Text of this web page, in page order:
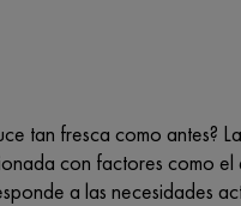
tan fresca como antes?
con factores como
a las necesidades